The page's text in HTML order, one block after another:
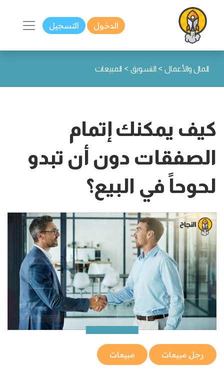
الدخول التسجيل
المال والأعمال > التسويق > المبيعات
كيف يمكنك إتمام
الصفقات دون أن تبدو
لحوحاً في البيع؟
رجل مبيعات مبيعات